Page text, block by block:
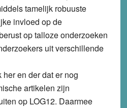
tamelijk robuuste
invloed op de
op talloze onderzoeken
uit verschillende
en der dat er nog
artikelen zijn
op LOG12. Daarmee